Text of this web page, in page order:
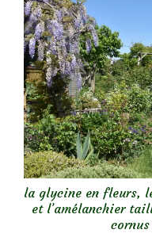
la glycine en fleurs,
et l’amélanchier